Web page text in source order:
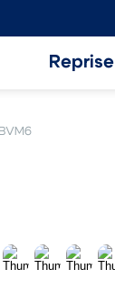
Reprise